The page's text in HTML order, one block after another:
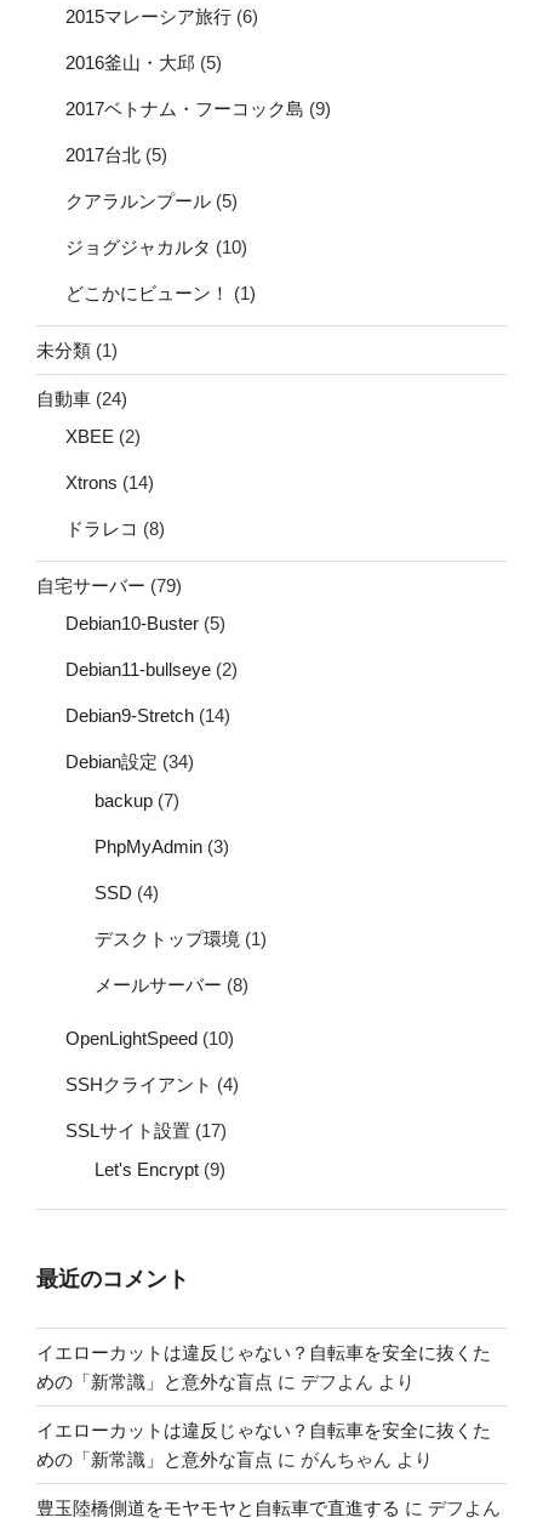
2015マレーシア旅行 (6)
2016釜山・大邱 (5)
2017ベトナム・フーコック島 (9)
2017台北 (5)
クアラルンプール (5)
ジョグジャカルタ (10)
どこかにビューン！ (1)
未分類 (1)
自動車 (24)
XBEE (2)
Xtrons (14)
ドラレコ (8)
自宅サーバー (79)
Debian10-Buster (5)
Debian11-bullseye (2)
Debian9-Stretch (14)
Debian設定 (34)
backup (7)
PhpMyAdmin (3)
SSD (4)
デスクトップ環境 (1)
メールサーバー (8)
OpenLightSpeed (10)
SSHクライアント (4)
SSLサイト設置 (17)
Let's Encrypt (9)
最近のコメント
イエローカットは違反じゃない？自転車を安全に抜くた
めの「新常識」と意外な盲点 に デフよん より
イエローカットは違反じゃない？自転車を安全に抜くた
めの「新常識」と意外な盲点 に がんちゃん より
豊玉陸橋側道をモヤモヤと自転車で直進する に デフよん